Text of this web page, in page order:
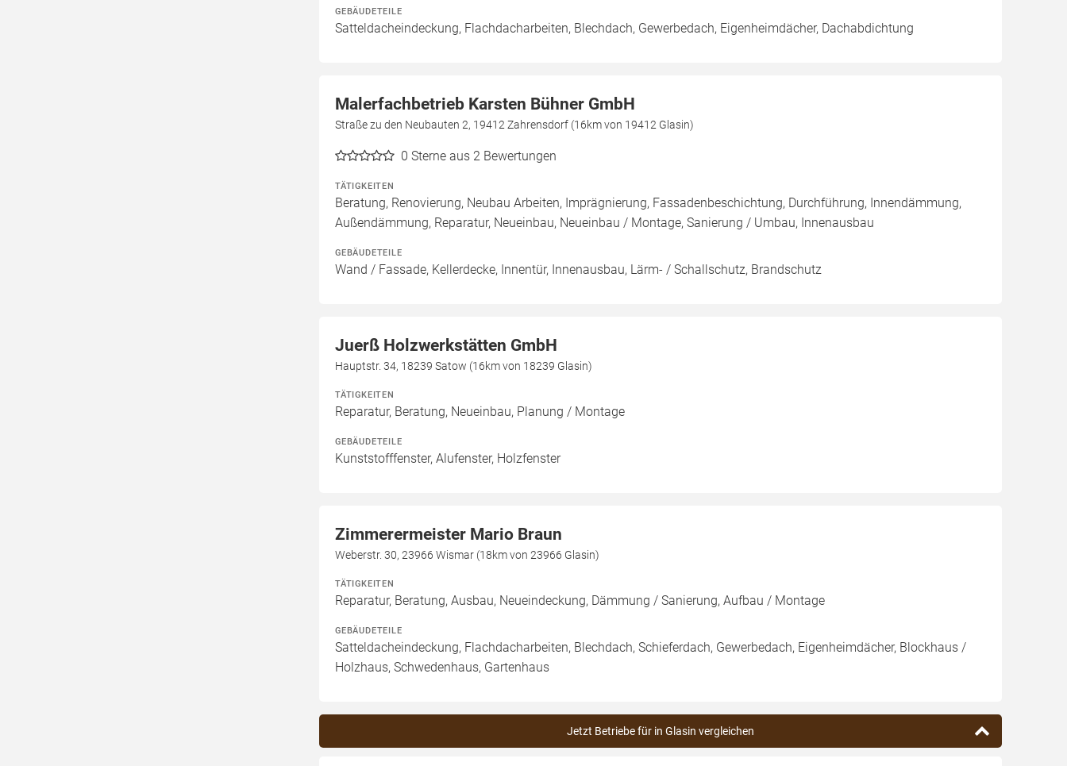
GEBÄUDETEILE
Satteldacheindeckung, Flachdacharbeiten, Blechdach, Gewerbedach, Eigenheimdächer, Dachabdichtung
Malerfachbetrieb Karsten Bühner GmbH
Straße zu den Neubauten 2, 19412 Zahrensdorf (16km von 19412 Glasin)
0 Sterne aus 2 Bewertungen
TÄTIGKEITEN
Beratung, Renovierung, Neubau Arbeiten, Imprägnierung, Fassadenbeschichtung, Durchführung, Innendämmung,
Außendämmung, Reparatur, Neueinbau, Neueinbau / Montage, Sanierung / Umbau, Innenausbau
GEBÄUDETEILE
Wand / Fassade, Kellerdecke, Innentür, Innenausbau, Lärm- / Schallschutz, Brandschutz
Juerß Holzwerkstätten GmbH
Hauptstr. 34, 18239 Satow (16km von 18239 Glasin)
TÄTIGKEITEN
Reparatur, Beratung, Neueinbau, Planung / Montage
GEBÄUDETEILE
Kunststofffenster, Alufenster, Holzfenster
Zimmerermeister Mario Braun
Weberstr. 30, 23966 Wismar (18km von 23966 Glasin)
TÄTIGKEITEN
Reparatur, Beratung, Ausbau, Neueindeckung, Dämmung / Sanierung, Aufbau / Montage
GEBÄUDETEILE
Satteldacheindeckung, Flachdacharbeiten, Blechdach, Schieferdach, Gewerbedach, Eigenheimdächer, Blockhaus /
Holzhaus, Schwedenhaus, Gartenhaus
Jetzt Betriebe für in Glasin vergleichen